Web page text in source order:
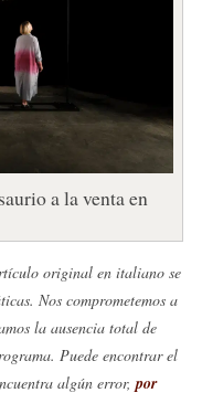
a la venta en
original en italiano se
Nos comprometemos a
la ausencia total de
Puede encontrar el
algún error,por